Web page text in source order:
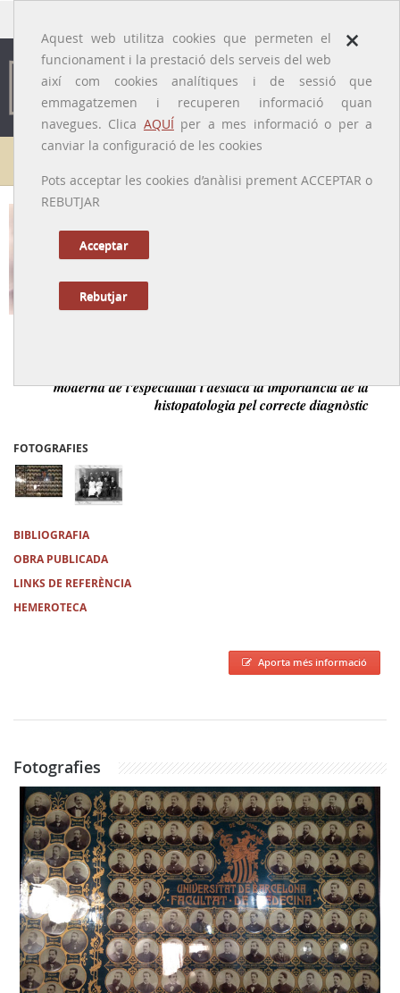
×
Aquest web utilitza cookies que permeten el
funcionament i la prestació dels serveis del web
així com cookies analítiques i de sessió que
emmagatzemen i recuperen informació quan
navegues. Clica AQUÍper a mes informació o per a
canviar la configuració de les cookies
Pots acceptar les cookies d’anàlisi prement ACCEPTAR o
REBUTJAR
Acceptar
Rebutjar
Galeria de metges
moderna de l'especialitat i destaca la importància de la
histopatologia pel correcte diagnòstic
FOTOGRAFIES
BIBLIOGRAFIA
OBRA PUBLICADA
LINKS DE REFERÈNCIA
HEMEROTECA
Aporta més informació
Fotografies